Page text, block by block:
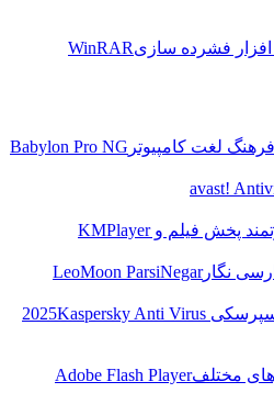
فشرده سازیWinRAR
Babylon Pro NG
پخش فیلم وKMPlayer
LeoMoon ParsiNegar
Kaspersky Anti Virus
Adobe Flash Player